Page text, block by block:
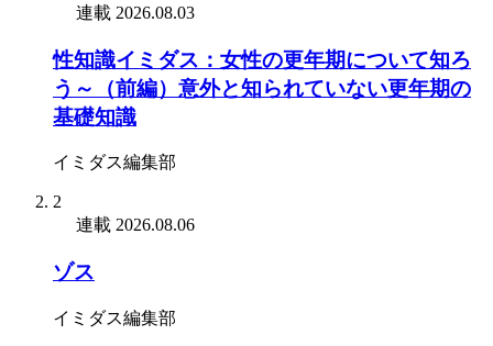
連載 2026.08.03
性知識イミダス：女性の更年期について知ろ
う～（前編）意外と知られていない更年期の
基礎知識
イミダス編集部
2
連載 2026.08.06
ゾス
イミダス編集部